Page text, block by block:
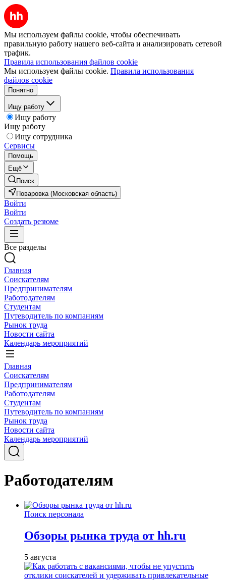
Мы используем файлы cookie, чтобы обеспечивать
правильную работу нашего веб-сайта и анализировать сетевой
трафик.
Правила использования файлов cookie
Мы используем файлы cookie. Правила использования
файлов cookie
Понятно
Ищу работу
Ищу работу
Ищу работу
Ищу сотрудника
Сервисы
Помощь
Ещё
Поиск
Поваровка (Московская область)
Войти
Войти
Создать резюме
Все разделы
Главная
Соискателям
Предпринимателям
Работодателям
Студентам
Путеводитель по компаниям
Рынок труда
Новости сайта
Календарь мероприятий
Главная
Соискателям
Предпринимателям
Работодателям
Студентам
Путеводитель по компаниям
Рынок труда
Новости сайта
Календарь мероприятий
Работодателям
Поиск персонала
Обзоры рынка труда от hh.ru
5 августа